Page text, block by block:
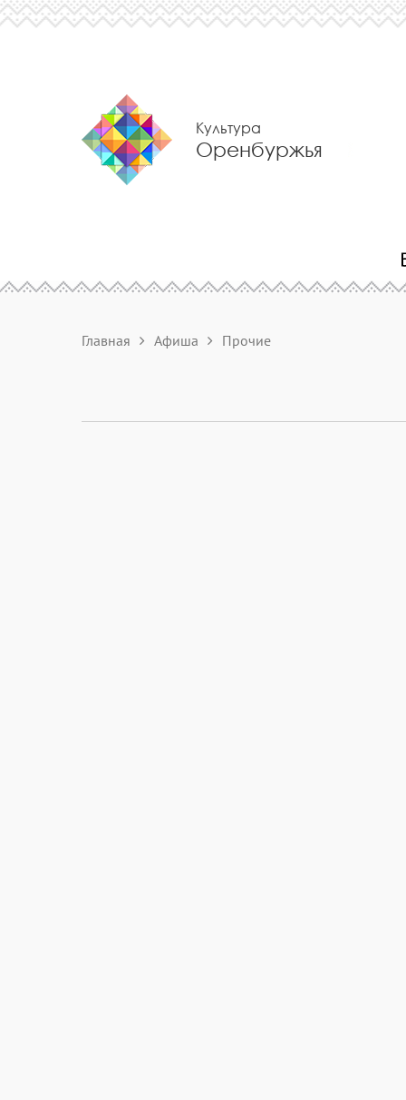
Культура
Оренбуржья
Главная Афиша Прочие